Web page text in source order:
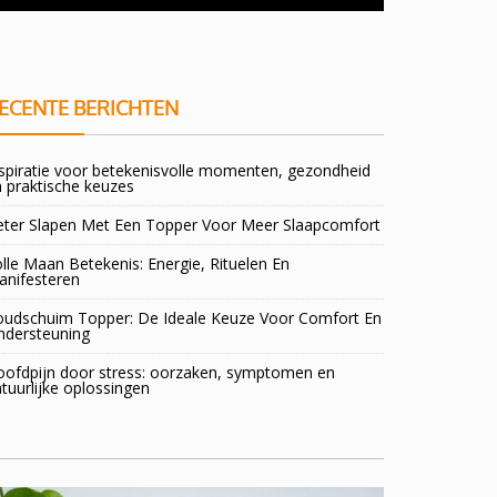
BERICHTEN
voor betekenisvolle momenten, gezondheid
praktische keuzes
Slapen Met Een Topper Voor Meer Slaapcomfort
Maan Betekenis: Energie, Rituelen En
Topper: De Ideale Keuze Voor Comfort En
door stress: oorzaken, symptomen en
oplossingen